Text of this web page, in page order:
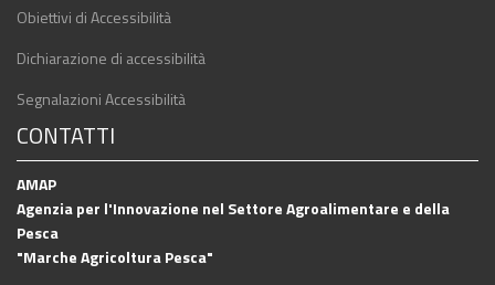
Obiettivi di Accessibilità
Dichiarazione di accessibilità
Segnalazioni Accessibilità
CONTATTI
AMAP
Agenzia per l'Innovazione nel Settore Agroalimentare e della
Pesca
"Marche Agricoltura Pesca"